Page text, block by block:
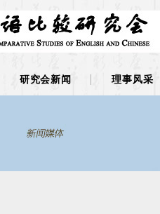
研究会新闻 理事风采